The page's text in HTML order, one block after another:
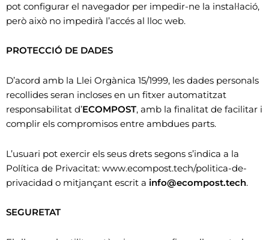
pot configurar el navegador per impedir-ne la instal·lació,
però això no impedirà l’accés al lloc web.
PROTECCIÓ DE DADES
D’acord amb la Llei Orgànica 15/1999, les dades personals
recollides seran incloses en un fitxer automatitzat
responsabilitat d’ECOMPOST, amb la finalitat de facilitar i
complir els compromisos entre ambdues parts.
L’usuari pot exercir els seus drets segons s’indica a la
Política de Privacitat: www.ecompost.tech/politica-de-
privacidad o mitjançant escrit a info@ecompost.tech.
SEGURETAT